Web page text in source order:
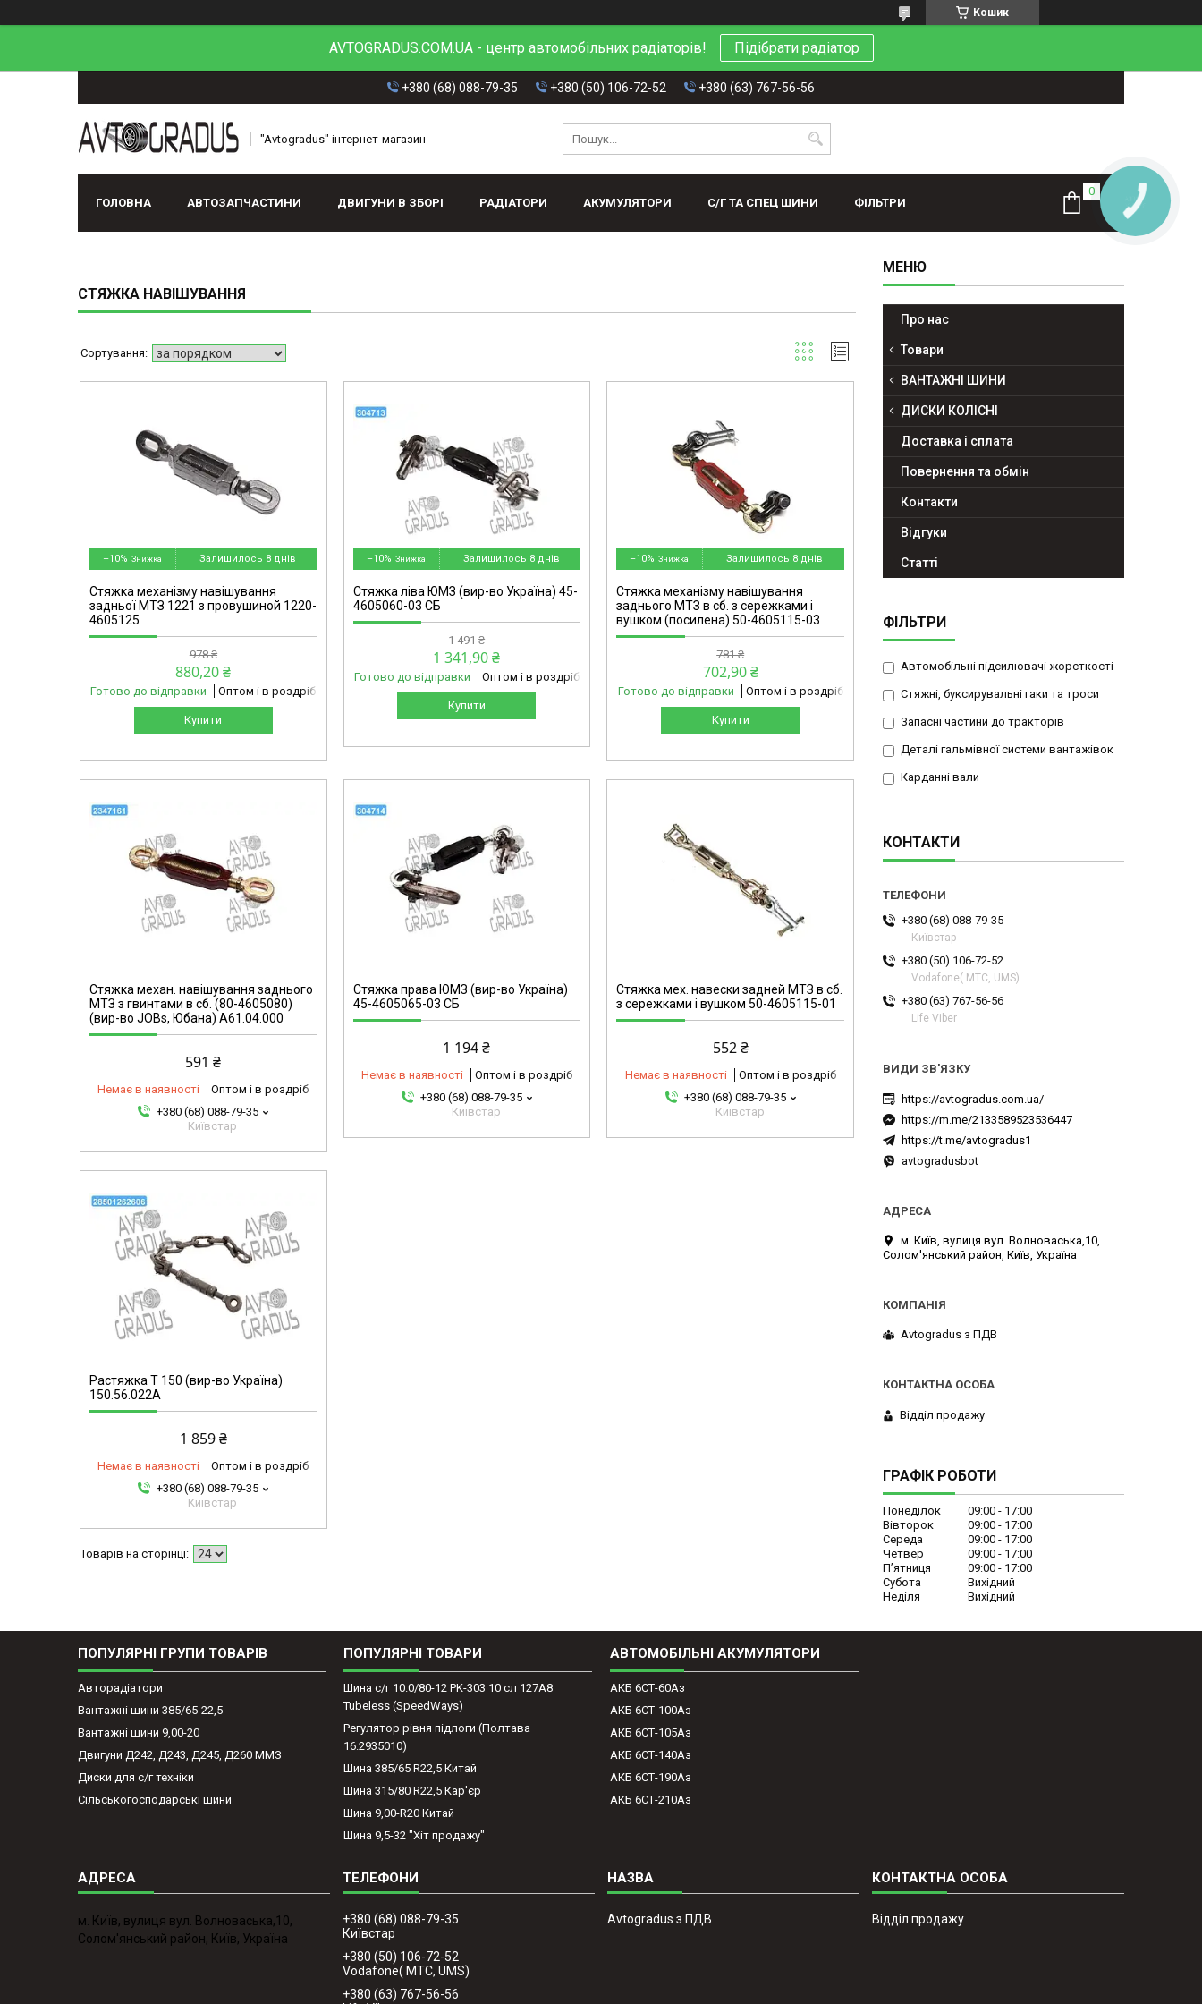
Кошик
AVTOGRADUS.COM.UA - центр автомобільних радіаторів! Підібрати радіатор
+380 (68) 088-79-35 +380 (50) 106-72-52 +380 (63) 767-56-56
"Avtogradus" інтернет-магазин
ГОЛОВНА АВТОЗАПЧАСТИНИ ДВИГУНИ В ЗБОРІ РАДІАТОРИ АКУМУЛЯТОРИ С/Г ТА СПЕЦ ШИНИ ФІЛЬТРИ
СТЯЖКА НАВІШУВАННЯ
–10% Залишилось 8 днів
Стяжка механізму навішування
задньої МТЗ 1221 з провушиной 1220-
4605125
978 ₴
880,20 ₴
Готово до відправки Оптом і в роздріб
Купити
–10% Залишилось 8 днів
Стяжка ліва ЮМЗ (вир-во Україна) 45-
4605060-03 СБ
1 491 ₴
1 341,90 ₴
Готово до відправки Оптом і в роздріб
Купити
2347799925-omg
–10% Залишилось 8 днів
Стяжка механізму навішування
заднього МТЗ в сб. з сережками і
вушком (посилена) 50-4605115-03
781 ₴
702,90 ₴
Готово до відправки Оптом і в роздріб
Купити
Стяжка механ. навішування заднього
МТЗ з гвинтами в сб. (80-4605080)
(вир-во JOBs, Юбана) А61.04.000
591 ₴
Немає в наявності
Оптом і в роздріб
+380 (68) 088-79-35
Київстар
304714-omg
Стяжка права ЮМЗ (вир-во Україна)
45-4605065-03 СБ
1 194 ₴
Немає в наявності
Оптом і в роздріб
+380 (68) 088-79-35
Київстар
2347799926-omg
Стяжка мех. навески задней МТЗ в сб.
з сережками і вушком 50-4605115-01
552 ₴
Немає в наявності
Оптом і в роздріб
+380 (68) 088-79-35
Київстар
Растяжка Т 150 (вир-во Україна)
150.56.022А
1 859 ₴
Немає в наявності
Оптом і в роздріб
+380 (68) 088-79-35
Київстар
Про нас
Товари
ВАНТАЖНІ ШИНИ
ДИСКИ КОЛІСНІ
Доставка і сплата
Повернення та обмін
Контакти
Відгуки
Статті
ФІЛЬТРИ
Автомобільні підсилювачі жорсткості
Стяжні, буксирувальні гаки та троси
Запасні частини до тракторів
Деталі гальмівної системи вантажівок
Карданні вали
КОНТАКТИ
+380 (68) 088-79-35
Київстар
+380 (50) 106-72-52
Vodafone( МТС, UMS)
+380 (63) 767-56-56
Life Viber
https://avtogradus.com.ua/
https://m.me/2133589523536447
https://t.me/avtogradus1
avtogradusbot
м. Київ, вулиця вул. Волноваська,10,
Солом'янський район, Київ, Україна
Avtogradus з ПДВ
Відділ продажу
ГРАФІК РОБОТИ
Понеділок 09:00
17:00
Вівторок
09:00
17:00
Середа
09:00
17:00
Четвер
09:00
17:00
Пʼятниця
09:00
17:00
Субота
Вихідний
Неділя
Вихідний
ПОПУЛЯРНІ ГРУПИ ТОВАРІВ
Авторадіатори
Вантажні шини 385/65-22,5
Вантажні шини 9,00-20
Двигуни Д242, Д243, Д245, Д260 ММЗ
Диски для с/г техніки
Сільськогосподарські шини
ПОПУЛЯРНІ ТОВАРИ
Шина с/г 10.0/80-12 PK-303 10 сл 127A8
Tubeless (SpeedWays)
Регулятор рівня підлоги (Полтава
16.2935010)
Шина 385/65 R22,5 Китай
Шина 315/80 R22,5 Кар'єр
Шина 9,00-R20 Китай
Шина 9,5-32 "Хіт продажу"
АВТОМОБІЛЬНІ АКУМУЛЯТОРИ
АКБ 6СТ-60Аз
АКБ 6СТ-100Аз
АКБ 6СТ-105Аз
АКБ 6СТ-140Аз
АКБ 6СТ-190Аз
АКБ 6СТ-210Аз
м. Київ, вулиця вул. Волноваська,10,
Солом'янський район, Київ, Україна
+380 (68) 088-79-35
Київстар
+380 (50) 106-72-52
Vodafone( МТС, UMS)
+380 (63) 767-56-56
Avtogradus з ПДВ Відділ продажу
КНОПКА
ЗВ'ЯЗКУ